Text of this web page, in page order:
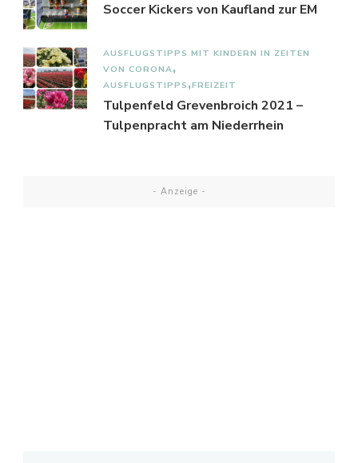
Soccer Kickers von Kaufland zur EM
AUSFLUGSTIPPS MIT KINDERN IN ZEITEN
VON CORONA
AUSFLUGSTIPPS FREIZEIT
Tulpenfeld Grevenbroich 2021 –
Tulpenpracht am Niederrhein
- Anzeige -